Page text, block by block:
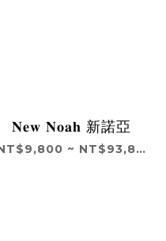
𝐍𝐞𝐰 𝐍𝐨𝐚𝐡 新諾亞
NT$9,800 ~ NT$93,800